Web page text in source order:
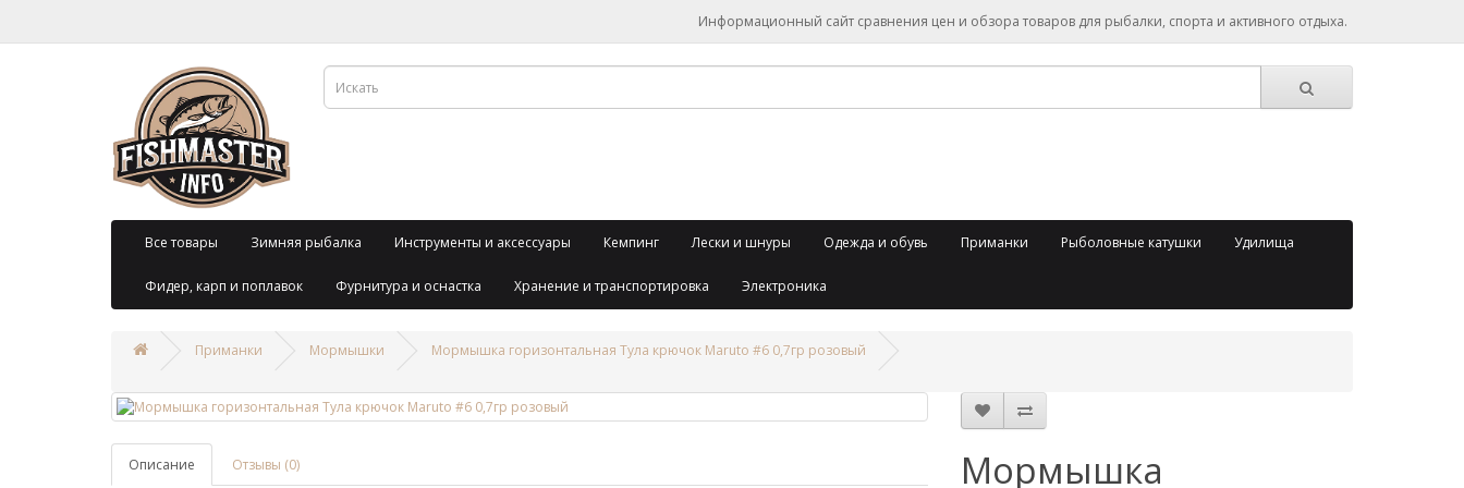
Информационный сайт сравнения цен и обзора товаров для рыбалки, спорта и активного отдыха.
Все товары Зимняя рыбалка Инструменты и аксессуары Кемпинг Лески и шнуры Одежда и обувь Приманки Рыболовные катушки Удилища
Фидер, карп и поплавок Фурнитура и оснастка Хранение и транспортировка Электроника
Приманки Мормышки Мормышка горизонтальная Тула крючок Maruto #6 0,7гр розовый
Описание Отзывы (0)
Мормышка